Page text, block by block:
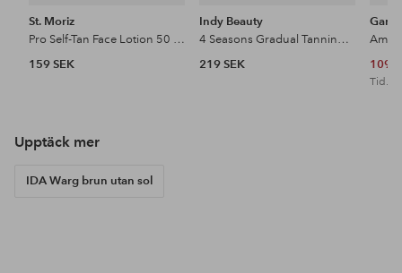
St. Moriz
Pro Self-Tan Face Lotion 50 Ml
159 SEK
Indy Beauty
4 Seasons Gradual Tanning Drops 30 Ml
219 SEK
109
Tid.
Upptäck mer
IDA Warg brun utan sol